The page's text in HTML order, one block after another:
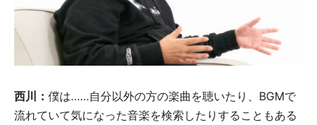
西川： 僕は……自分以外の方の楽曲を聴いたり、BGMで
流れていて気になった音楽を検索したりすることもある